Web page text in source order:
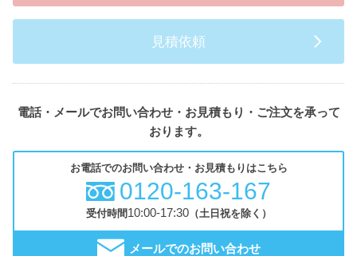
見積依頼
電話・メールでお問い合わせ・お見積もり・ご注文を承って
おります。
お電話でのお問い合わせ・お見積もりはこちら
0120-163-167
受付時間10:00-17:30（土日祝を除く）
メールでのお問い合わせ